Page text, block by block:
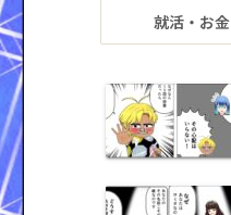
就活・お金